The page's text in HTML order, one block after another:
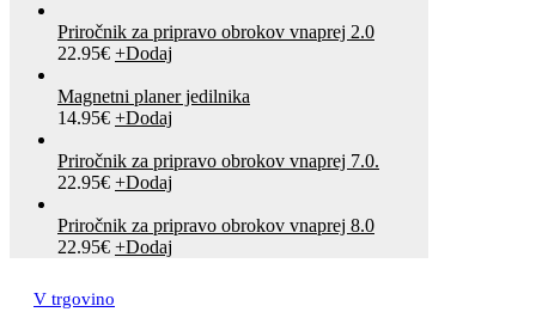
Priročnik za pripravo obrokov vnaprej 2.0
22.95€ +Dodaj
Magnetni planer jedilnika
14.95€ +Dodaj
Priročnik za pripravo obrokov vnaprej 7.0.
22.95€ +Dodaj
Priročnik za pripravo obrokov vnaprej 8.0
22.95€ +Dodaj
V trgovino